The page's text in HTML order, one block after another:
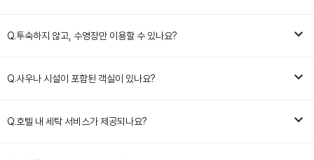
Q.투숙하지 않고, 수영장만 이용할 수 있나요?
Q.사우나 시설이 포함된 객실이 있나요?
Q.호텔 내 세탁 서비스가 제공되나요?